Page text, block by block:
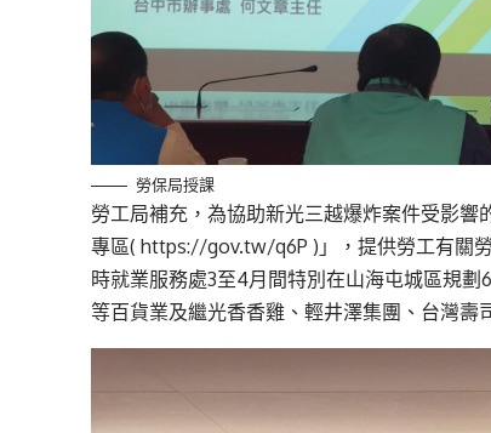
勞保局授課
勞工局補充，為協助新光三越爆炸案件受影
專區(https://gov.tw/q6P )」，提供勞工有關
時就業服務處3至4月間特別在山海屯城區規
等百貨業及繼光香香雞、輕井澤集團、台灣壽